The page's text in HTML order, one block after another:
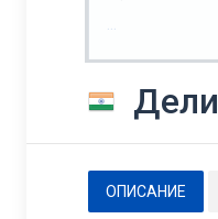
...
Дели
ОПИСАНИЕ